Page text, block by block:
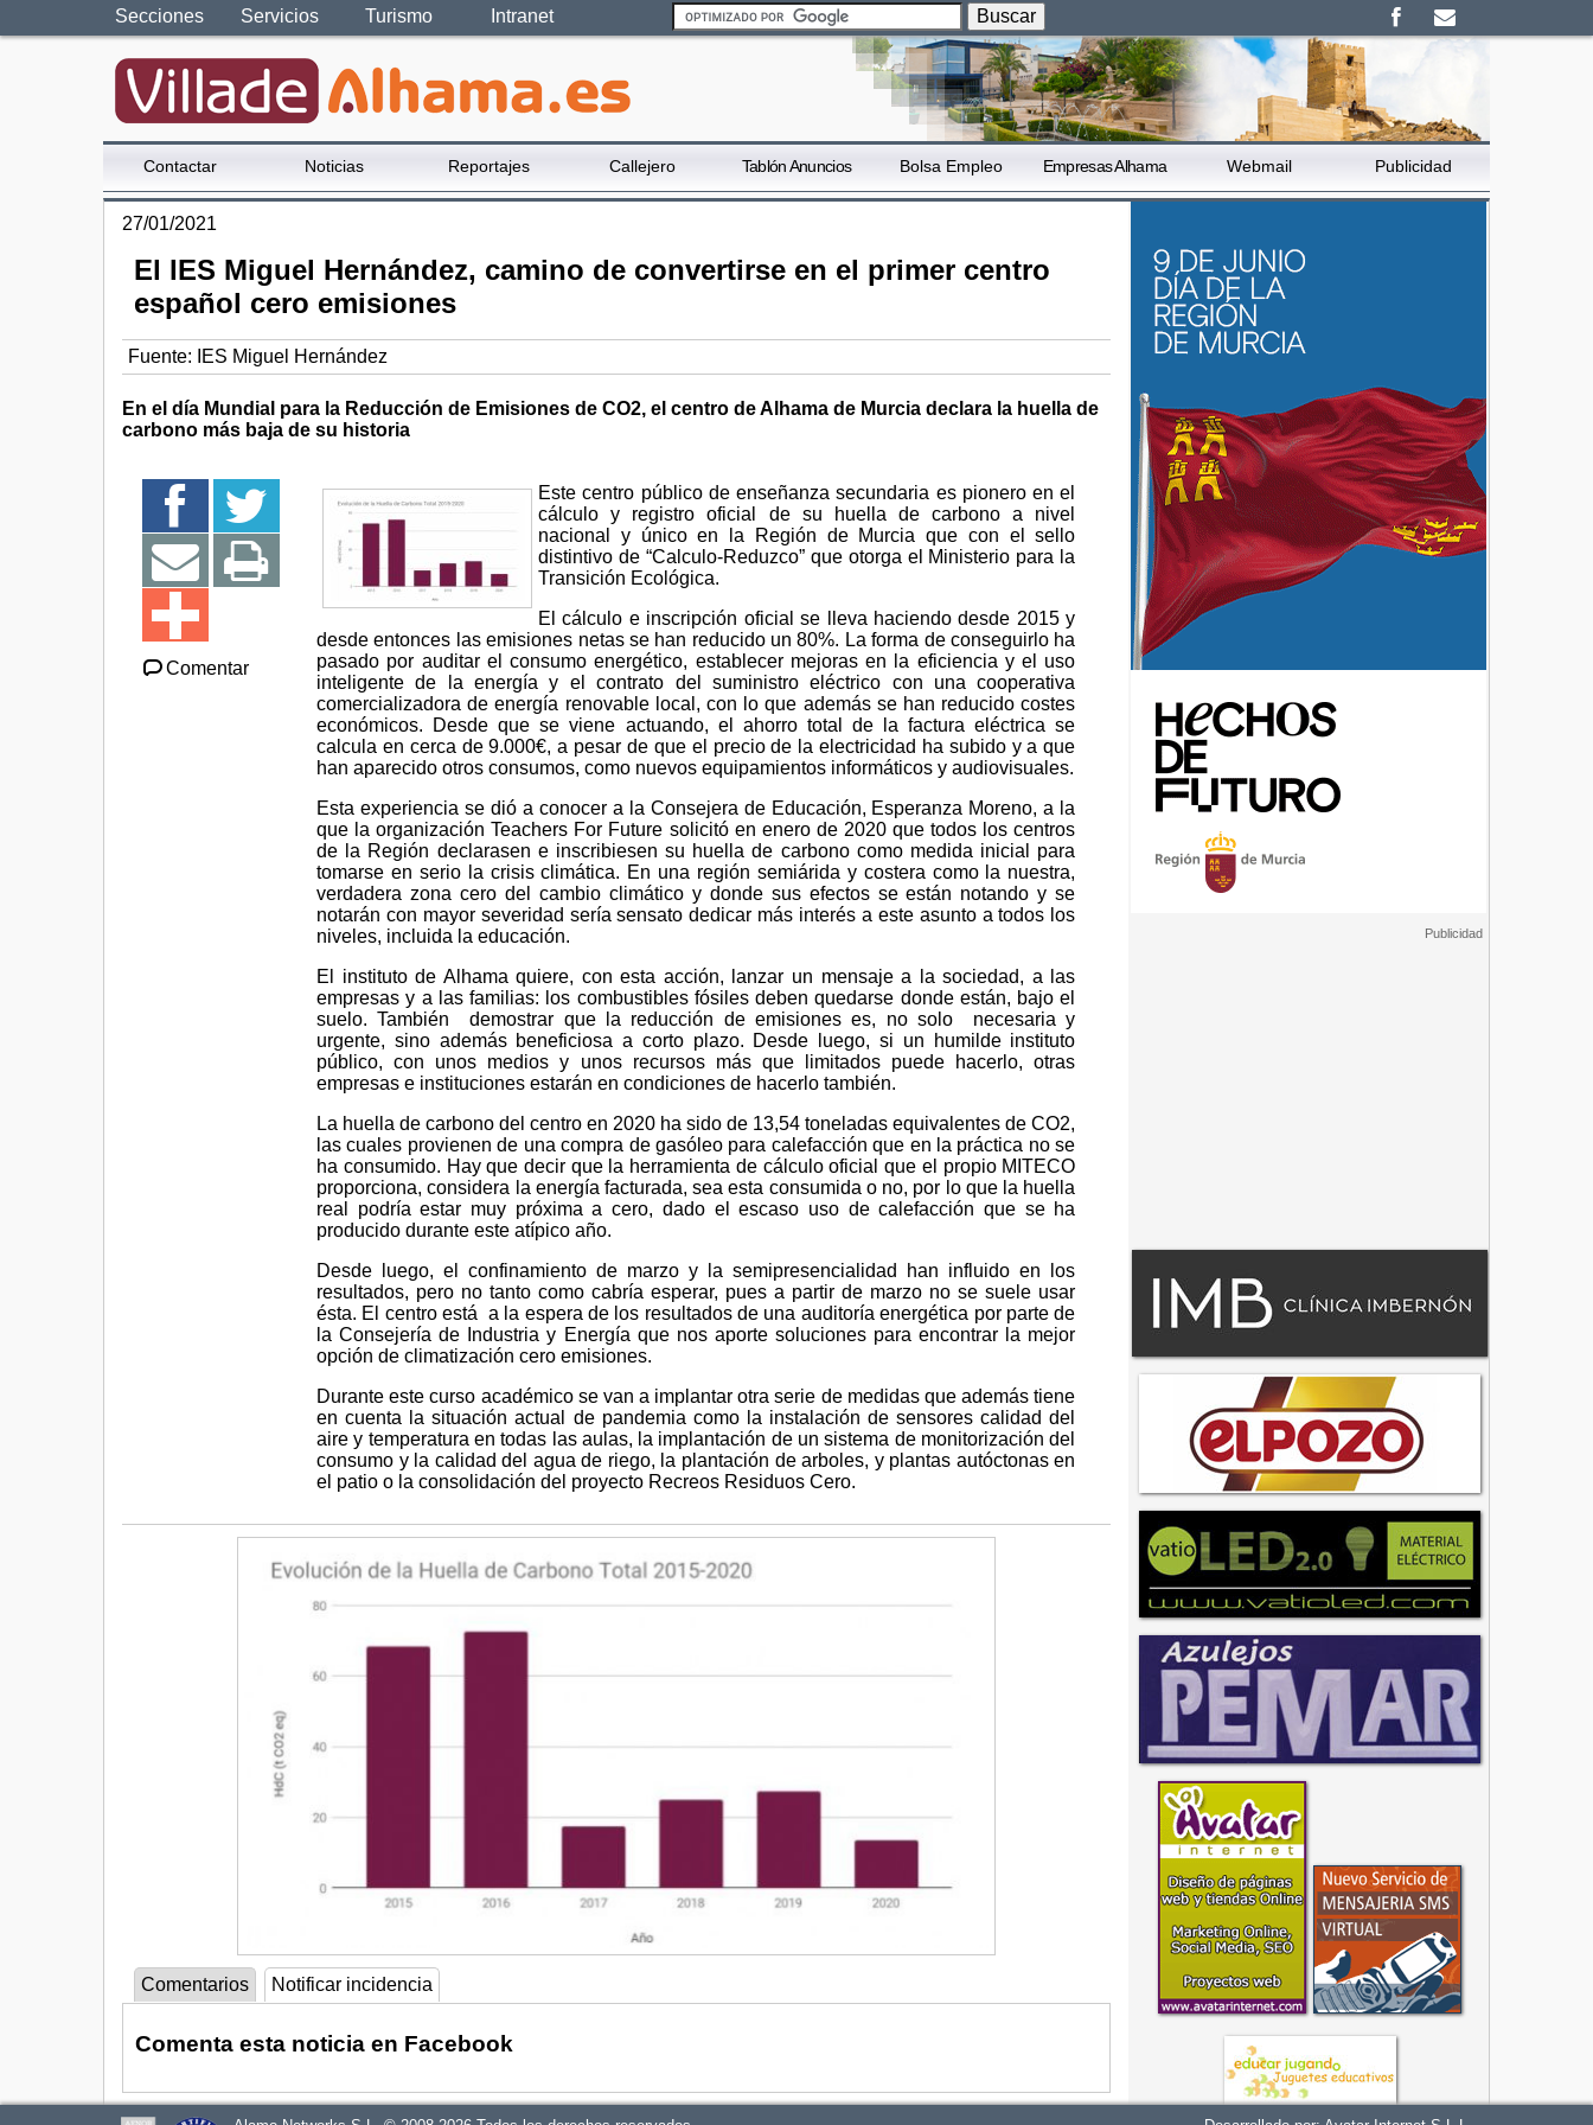
Secciones Servicios Turismo Intranet
Contactar Noticias Reportajes Callejero Tablón Anuncios Bolsa Empleo Empresas Alhama Webmail Publicidad
27/01/2021
El IES Miguel Hernández, camino de convertirse en el primer centro
español cero emisiones
Fuente: IES Miguel Hernández
En el día Mundial para la Reducción de Emisiones de CO2, el centro de Alhama de Murcia declara la huella de
carbono más baja de su historia
Comentar
Este centro público de enseñanza secundaria es pionero en el
cálculo y registro oficial de su huella de carbono a nivel
nacional y único en la Región de Murcia que con el sello
distintivo de “Calculo-Reduzco” que otorga el Ministerio para la
Transición Ecológica.
El cálculo e inscripción oficial se lleva haciendo desde 2015 y
desde entonces las emisiones netas se han reducido un 80%. La forma de conseguirlo ha
pasado por auditar el consumo energético, establecer mejoras en la eficiencia y el uso
inteligente de la energía y el contrato del suministro eléctrico con una cooperativa
comercializadora de energía renovable local, con lo que además se han reducido costes
económicos. Desde que se viene actuando, el ahorro total de la factura eléctrica se
calcula en cerca de 9.000€, a pesar de que el precio de la electricidad ha subido y a que
han aparecido otros consumos, como nuevos equipamientos informáticos y audiovisuales.
Esta experiencia se dió a conocer a la Consejera de Educación, Esperanza Moreno, a la
que la organización Teachers For Future solicitó en enero de 2020 que todos los centros
de la Región declarasen e inscribiesen su huella de carbono como medida inicial para
tomarse en serio la crisis climática. En una región semiárida y costera como la nuestra,
verdadera zona cero del cambio climático y donde sus efectos se están notando y se
notarán con mayor severidad sería sensato dedicar más interés a este asunto a todos los
niveles, incluida la educación.
El instituto de Alhama quiere, con esta acción, lanzar un mensaje a la sociedad, a las
empresas y a las familias: los combustibles fósiles deben quedarse donde están, bajo el
suelo. También demostrar que la reducción de emisiones es, no solo necesaria y
urgente, sino además beneficiosa a corto plazo. Desde luego, si un humilde instituto
público, con unos medios y unos recursos más que limitados puede hacerlo, otras
empresas e instituciones estarán en condiciones de hacerlo también.
La huella de carbono del centro en 2020 ha sido de 13,54 toneladas equivalentes de CO2,
las cuales provienen de una compra de gasóleo para calefacción que en la práctica no se
ha consumido. Hay que decir que la herramienta de cálculo oficial que el propio MITECO
proporciona, considera la energía facturada, sea esta consumida o no, por lo que la huella
real podría estar muy próxima a cero, dado el escaso uso de calefacción que se ha
producido durante este atípico año.
Desde luego, el confinamiento de marzo y la semipresencialidad han influido en los
resultados, pero no tanto como cabría esperar, pues a partir de marzo no se suele usar
ésta. El centro está a la espera de los resultados de una auditoría energética por parte de
la Consejería de Industria y Energía que nos aporte soluciones para encontrar la mejor
opción de climatización cero emisiones.
Durante este curso académico se van a implantar otra serie de medidas que además tiene
en cuenta la situación actual de pandemia como la instalación de sensores calidad del
aire y temperatura en todas las aulas, la implantación de un sistema de monitorización del
consumo y la calidad del agua de riego, la plantación de arboles, y plantas autóctonas en
el patio o la consolidación del proyecto Recreos Residuos Cero.
Comentarios Notificar incidencia
Comenta esta noticia en Facebook